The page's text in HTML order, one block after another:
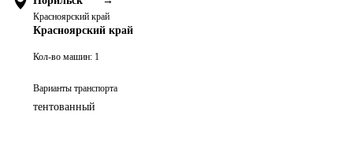
Красноярский край
Красноярский край
Кол-во машин: 1
Варианты транспорта
тентованный